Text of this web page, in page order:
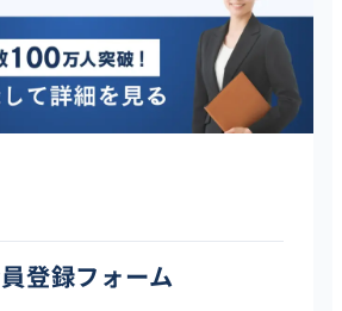
登録フォーム